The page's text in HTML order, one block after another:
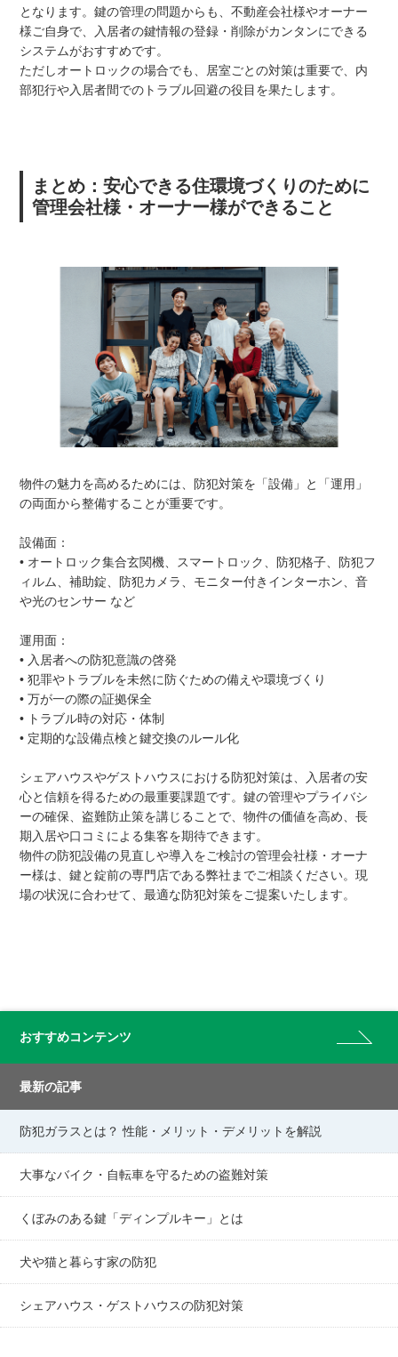
となります。鍵の管理の問題からも、不動産会社様やオーナー
様ご自身で、入居者の鍵情報の登録・削除がカンタンにできる
システムがおすすめです。
ただしオートロックの場合でも、居室ごとの対策は重要で、内
部犯行や入居者間でのトラブル回避の役目を果たします。
まとめ：安心できる住環境づくりのために
管理会社様・オーナー様ができること
物件の魅力を高めるためには、防犯対策を「設備」と「運用」
の両面から整備することが重要です。
設備面：
• オートロック集合玄関機、スマートロック、防犯格子、防犯フ
ィルム、補助錠、防犯カメラ、モニター付きインターホン、音
や光のセンサー など
運用面：
• 入居者への防犯意識の啓発
• 犯罪やトラブルを未然に防ぐための備えや環境づくり
• 万が一の際の証拠保全
• トラブル時の対応・体制
• 定期的な設備点検と鍵交換のルール化
シェアハウスやゲストハウスにおける防犯対策は、入居者の安
心と信頼を得るための最重要課題です。鍵の管理やプライバシ
ーの確保、盗難防止策を講じることで、物件の価値を高め、長
期入居や口コミによる集客を期待できます。
物件の防犯設備の見直しや導入をご検討の管理会社様・オーナ
ー様は、鍵と錠前の専門店である弊社までご相談ください。現
場の状況に合わせて、最適な防犯対策をご提案いたします。
おすすめコンテンツ
最新の記事
防犯ガラスとは？ 性能・メリット・デメリットを解説
大事なバイク・自転車を守るための盗難対策
くぼみのある鍵「ディンプルキー」とは
犬や猫と暮らす家の防犯
シェアハウス・ゲストハウスの防犯対策